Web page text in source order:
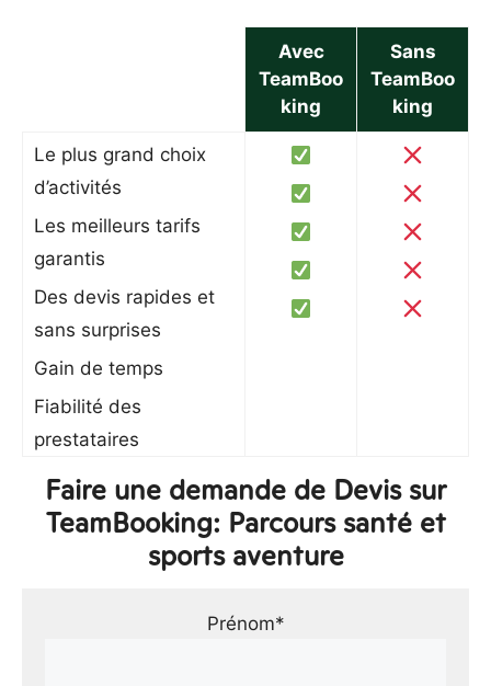
Avec
TeamBoo
king
Sans
TeamBoo
king
Le plus grand choix
d’activités
Les meilleurs tarifs
garantis
Des devis rapides et
sans surprises
Gain de temps
Fiabilité des
prestataires
Faire une demande de Devis sur
TeamBooking: Parcours santé et
sports aventure
Prénom*